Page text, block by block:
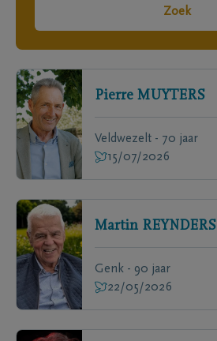
Zoek
Pierre MUYTERS
Veldwezelt - 70 jaar
15/07/2026
Martin REYNDERS
Genk - 90 jaar
22/05/2026